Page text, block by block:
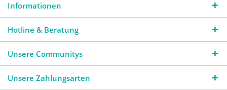
Informationen
Hotline & Beratung
Unsere Communitys
Unsere Zahlungsarten